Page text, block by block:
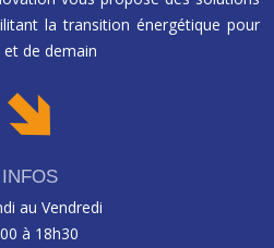
la transition énergétique pour
et de demain
INFOS
au Vendredi
à 18h30